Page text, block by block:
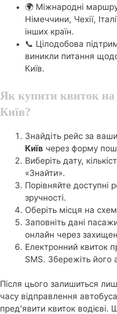
🌍 Міжнародні
Німеччини, Чехії,
інших країн.
📞 Цілодобова
виникли питання
Київ.
Як купити квиток
Київ?
Знайдіть рейс за
Київ через форму
Виберіть дату,
«Знайти».
Порівняйте доступні
зручності.
Оберіть місця на
Заповніть дані
онлайн через
Електронний квиток
SMS. Збережіть його
Після цього залишиться
часу відправлення
пред'явити квиток водієві.